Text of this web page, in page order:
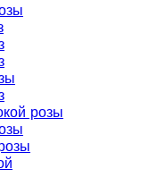
розы